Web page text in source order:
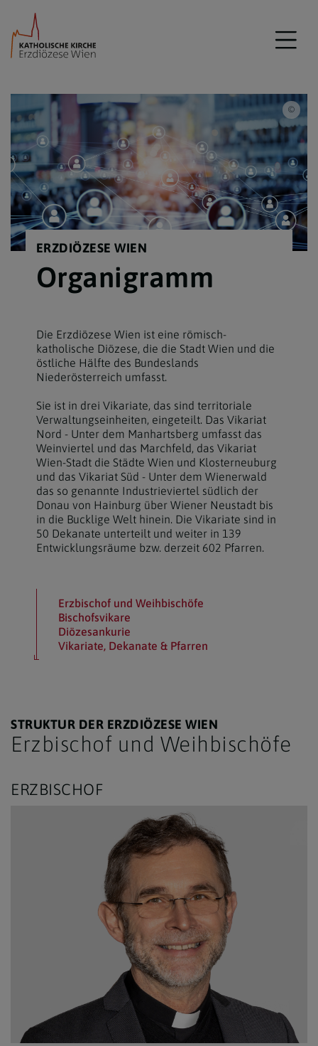
ERZDIÖZESE WIEN
Organigramm
Die Erzdiözese Wien ist eine römisch-
katholische Diözese, die die Stadt Wien und die
östliche Hälfte des Bundeslands
Niederösterreich umfasst.
Sie ist in drei Vikariate, das sind territoriale
Verwaltungseinheiten, eingeteilt. Das Vikariat
Nord - Unter dem Manhartsberg umfasst das
Weinviertel und das Marchfeld, das Vikariat
Wien-Stadt die Städte Wien und Klosterneuburg
und das Vikariat Süd - Unter dem Wienerwald
das so genannte Industrieviertel südlich der
Donau von Hainburg über Wiener Neustadt bis
in die Bucklige Welt hinein. Die Vikariate sind in
50 Dekanate unterteilt und weiter in 139
Entwicklungsräume bzw. derzeit 602 Pfarren.
Erzbischof und Weihbischöfe
Bischofsvikare
Diözesankurie
Vikariate, Dekanate & Pfarren
STRUKTUR DER ERZDIÖZESE WIEN
Erzbischof und Weihbischöfe
ERZBISCHOF